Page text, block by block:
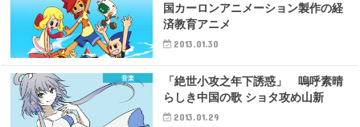
国カーロンアニメーション製作の経
済教育アニメ
2013.01.30
音楽
「絶世小攻之年下誘惑」 嗚呼素晴
らしき中国の歌 ショタ攻め山新
2013.01.29